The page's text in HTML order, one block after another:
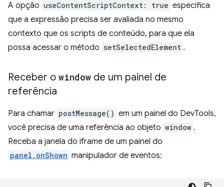
A opção useContentScriptContext: true especifica
que a expressão precisa ser avaliada no mesmo
contexto que os scripts de conteúdo, para que ela
possa acessar o método setSelectedElement .
Receber o window de um painel de
referência
Para chamar postMessage() em um painel do DevTools,
você precisa de uma referência ao objeto window .
Receba a janela do iframe de um painel do
panel.onShown manipulador de eventos: